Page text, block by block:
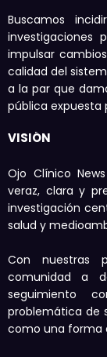
Buscamos
investigaciones
impulsar
calidad del
a la par que
pública expuesta
VISIÓN
Ojo Clínico
veraz, clara y
investigación
salud y
Con nuestras
comunidad a
seguimiento
problemática de
como una forma